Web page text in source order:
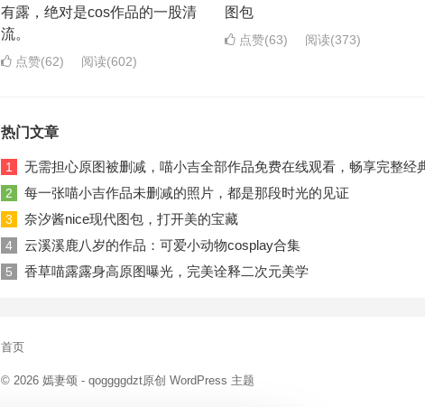
有露，绝对是cos作品的一股清
流。
点赞(62) 阅读(602)
图包
点赞(63) 阅读(373)
热门文章
1 无需担心原图被删减，喵小吉全部作品免费在线观看，畅享完整经
2 每一张喵小吉作品未删减的照片，都是那段时光的见证
3 奈汐酱nice现代图包，打开美的宝藏
4 云溪溪鹿八岁的作品：可爱小动物cosplay合集
5 香草喵露露身高原图曝光，完美诠释二次元美学
首页
© 2026 嫣妻颂 - qoggggdzt原创 WordPress 主题